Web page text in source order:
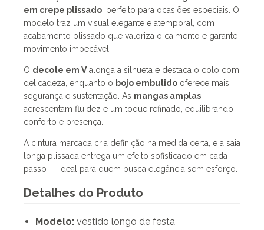
em crepe plissado , perfeito para ocasiões especiais. O
modelo traz um visual elegante e atemporal, com
acabamento plissado que valoriza o caimento e garante
movimento impecável.
O decote em Valonga a silhueta e destaca o colo com
delicadeza, enquanto o bojo embutido oferece mais
segurança e sustentação. As mangas amplas
acrescentam fluidez e um toque refinado, equilibrando
conforto e presença.
A cintura marcada cria definição na medida certa, e a saia
longa plissada entrega um efeito sofisticado em cada
passo — ideal para quem busca elegância sem esforço.
Detalhes do Produto
Modelo: vestido longo de festa